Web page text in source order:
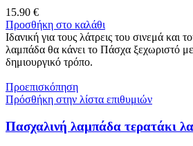
15.90 €
Προσθήκη στο καλάθι
Ιδανική για τους λάτρεις του σινεμά και
λαμπάδα θα κάνει το Πάσχα ξεχωριστό με
δημιουργικό τρόπο.
Προεπισκόπηση
Πρόσθήκη στην λίστα επιθυμιών
Πασχαλινή λαμπάδα τερατάκι